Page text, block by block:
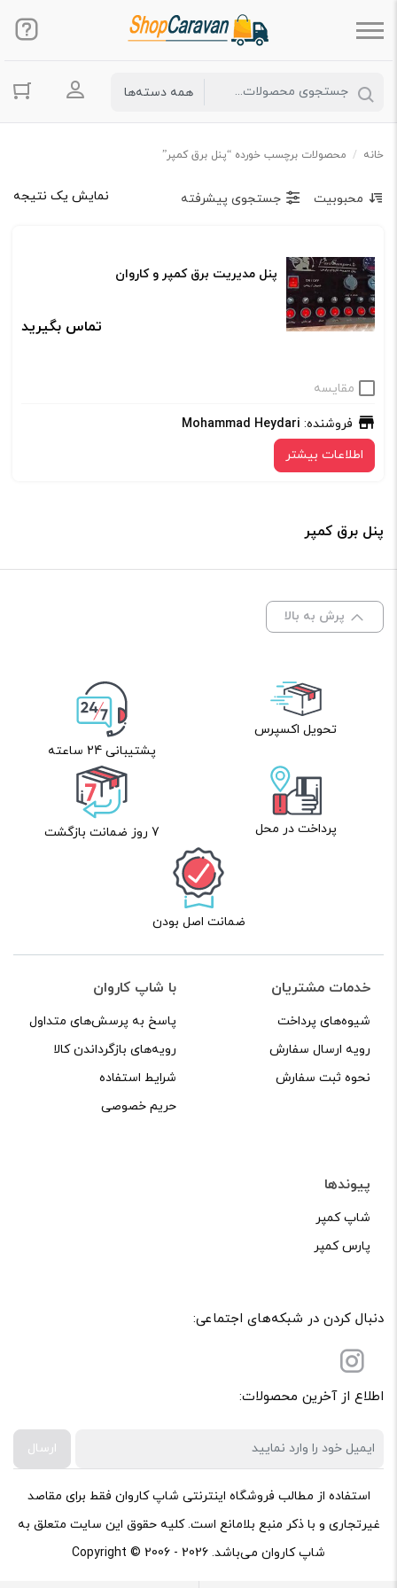
ورود به
خانه / محصولات برچسب خورده “پنل برق کمپر”
نمایش یک نتیجه محبوبیت جستجوی پیشرفته
پنل مدیریت برق کمپر و کاروان
تماس بگیرید
مقایسه
فروشنده: Mohammad Heydari
اطلاعات بیشتر
پنل برق کمپر
پرش به بالا
تحویل اکسپرس
پشتیبانی 24 ساعته
پرداخت در محل 7 روز ضمانت بازگشت
ضمانت اصل بودن
خدمات مشتریان
شیوه‌های پرداخت
رویه ارسال سفارش
نحوه ثبت سفارش
با شاپ کاروان
پاسخ به پرسش‌های متداول
رویه‌های بازگرداندن کالا
شرایط استفاده
حریم خصوصی
پیوندها
شاپ کمپر
پارس کمپر
دنبال کردن در شبکه‌های اجتماعی:
اطلاع از آخرین محصولات:
ارسال
استفاده از مطالب فروشگاه اینترنتی شاپ کاروان فقط برای مقاصد
غیرتجاری و با ذکر منبع بلامانع است. کلیه حقوق این سایت متعلق به
شاپ کاروان می‌باشد. Copyright © 2006 - 2026